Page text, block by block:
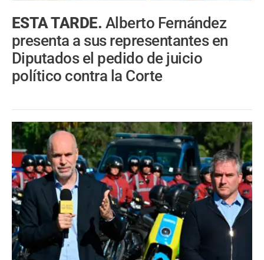
ESTA TARDE. Alberto Fernández
presenta a sus representantes en
Diputados el pedido de juicio
político contra la Corte